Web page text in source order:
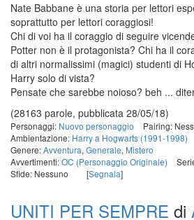
Nate Babbane è una storia per lettori
soprattutto per lettori coraggiosi!
Chi di voi ha il coraggio di seguire
Potter non è il protagonista? Chi ha il
di altri normalissimi (magici) studenti di
Harry solo di vista?
Pensate che sarebbe noioso? beh ...
(28163 parole, pubblicata 28/05/18)
Personaggi: Nuovo personaggio
Pairing:
Ambientazione: Harry a Hogwarts (1991-1998)
Genere:Avventura, Generale, Mistero
Avvertimenti:OC (Personaggio Originale)
Sfide: Nessuno
[Segnala]
UNITI PER SEMPRE di